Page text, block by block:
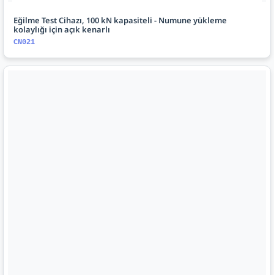
Eğilme Test Cihazı, 100 kN kapasiteli - Numune yükleme
kolaylığı için açık kenarlı
CN021